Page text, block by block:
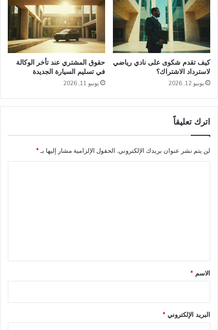
كيف تقدم شكوى على نادي رياضي
لاسترداد الاشتراك؟
يونيو 12, 2026
حقوق المشتري عند تأخر الوكالة
في تسليم السيارة الجديدة
يونيو 11, 2026
اترك تعليقاً
لن يتم نشر عنوان بريدك الإلكتروني. الحقول الإلزامية مشار إليها بـ*
*
الاسم *
البريد الإلكتروني *